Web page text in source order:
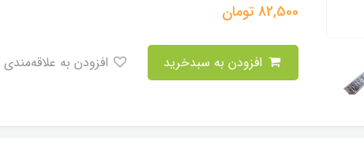
82,500تومان